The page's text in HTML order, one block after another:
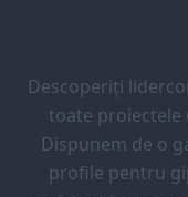
Descoperiți
toate proiectele
Dispunem de o
profile pentru